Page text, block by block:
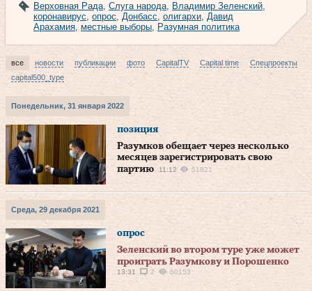
Верховная Рада, Слуга народа, Владимир Зеленский,
коронавирус, опрос, Донбасс, олигархи, Давид
Арахамия, местные выборы, Разумная политика
все новости публикации фото CapitalTV Capital time
Спецпроекты
capital500_type
Понедельник, 31 января 2022
позиция
Разумков обещает через несколько
месяцев зарегистрировать свою
партию
11:12 51821
Среда, 29 декабря 2021
опрос
Зеленский во втором туре уже может
проиграть Разумкову и Порошенко
13:31 2 60153